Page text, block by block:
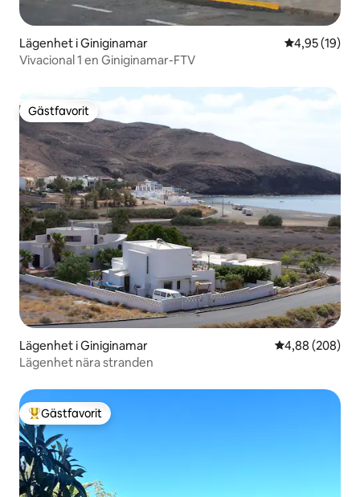
Lägenhet i Giniginamar 4,95 av 5 i
4,95 (19)
Vivacional 1 en Giniginamar-FTV
Gästfavorit
Gästfavorit
Lägenhet i Giniginamar 4,88 av 5 i
4,88 (208)
Lägenhet nära stranden
Populär gästfavorit
Gästfavorit